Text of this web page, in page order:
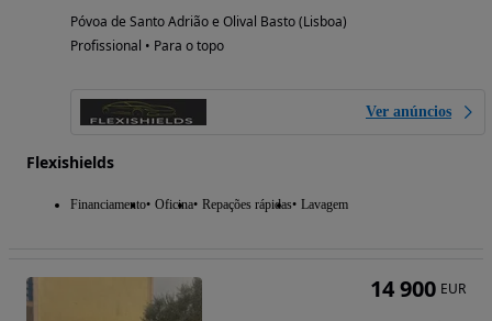
Póvoa de Santo Adrião e Olival Basto (Lisboa)
Profissional • Para o topo
Ver anúncios
Flexishields
Financiamento Oficina Repações rápidas Lavagem
14 900 EUR